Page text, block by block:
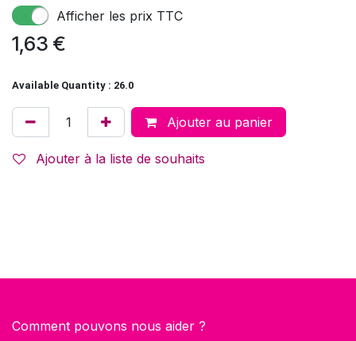
Afficher les prix TTC
1,63 €
Available Quantity : 26.0
Ajouter au panier
Ajouter à la liste de souhaits
Comment pouvons nous aider ?